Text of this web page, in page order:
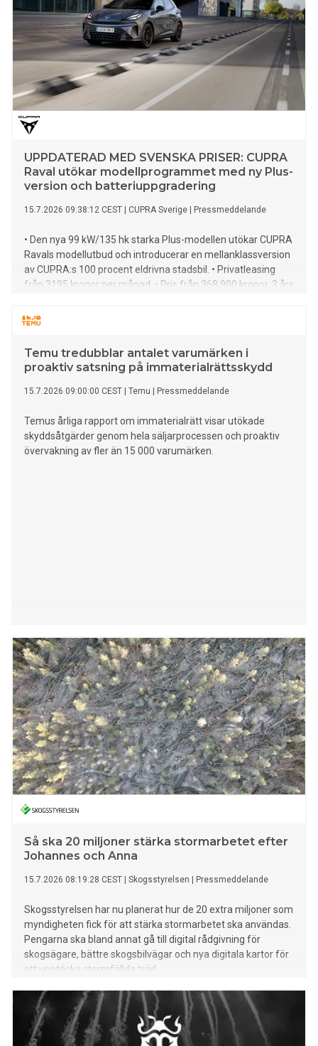
med tre uppgraderingspaket: EDGE, DRIVE och LIGHT &
SOUND.
UPPDATERAD MED SVENSKA PRISER: CUPRA
Raval utökar modellprogrammet med ny Plus-
version och batteriuppgradering
15.7.2026 09:38:12 CEST CUPRA Sverige Pressmeddelande
• Den nya 99 kW/135 hk starka Plus-modellen utökar CUPRA
Ravals modellutbud och introducerar en mellanklassversion
av CUPRA:s 100 procent eldrivna stadsbil. • Privatleasing
från 3195 kronor per månad. • Pris från 368 900 kronor. 3 års
för svenska kunder. • Plus-varianten har ny
litiumjärnfosfatbatteriteknik (LFP) som ger upp till 300 km
med tre uppgraderingspaket: EDGE, DRIVE och LIGHT &
SOUND.
Temu tredubblar antalet varumärken i
proaktiv satsning på immaterialrättsskydd
15.7.2026 09:00:00 CEST Temu Pressmeddelande
Temus årliga rapport om immaterialrätt visar utökade
skyddsåtgärder genom hela säljarprocessen och proaktiv
övervakning av fler än 15 000 varumärken.
Så ska 20 miljoner stärka stormarbetet efter
Johannes och Anna
15.7.2026 08:19:28 CEST Skogsstyrelsen Pressmeddelande
Skogsstyrelsen har nu planerat hur de 20 extra miljoner som
myndigheten fick för att stärka stormarbetet ska användas.
Pengarna ska bland annat gå till digital rådgivning för
skogsägare, bättre skogsbilvägar och nya digitala kartor för
att upptäcka stormfällda träd.